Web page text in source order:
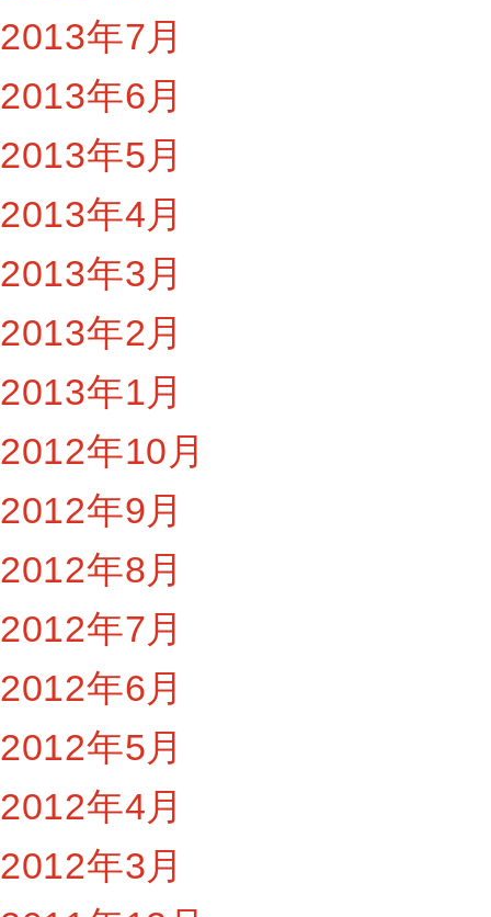
2013年7月
2013年6月
2013年5月
2013年4月
2013年3月
2013年2月
2013年1月
2012年10月
2012年9月
2012年8月
2012年7月
2012年6月
2012年5月
2012年4月
2012年3月